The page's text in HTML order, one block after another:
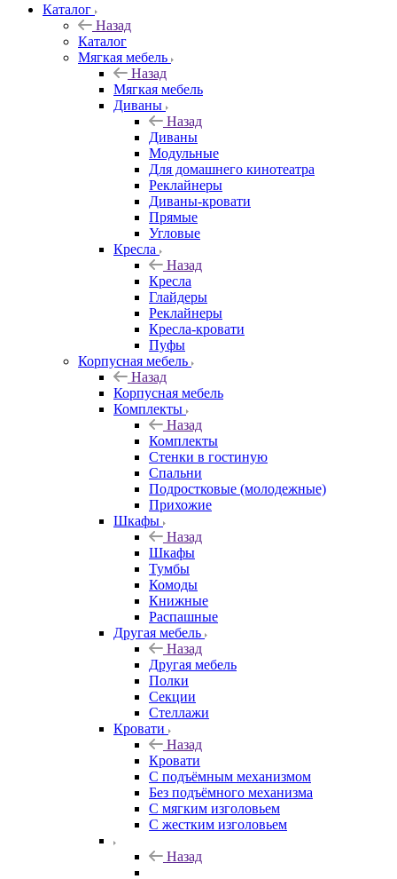
Каталог
Назад
Каталог
Мягкая мебель
Назад
Мягкая мебель
Диваны
Назад
Диваны
Модульные
Для домашнего кинотеатра
Реклайнеры
Диваны-кровати
Прямые
Угловые
Кресла
Назад
Кресла
Глайдеры
Реклайнеры
Кресла-кровати
Пуфы
Корпусная мебель
Назад
Корпусная мебель
Комплекты
Назад
Комплекты
Стенки в гостиную
Спальни
Подростковые (молодежные)
Прихожие
Шкафы
Назад
Шкафы
Тумбы
Комоды
Книжные
Распашные
Другая мебель
Назад
Другая мебель
Полки
Секции
Стеллажи
Кровати
Назад
Кровати
С подъёмным механизмом
Без подъёмного механизма
С мягким изголовьем
С жестким изголовьем
Назад